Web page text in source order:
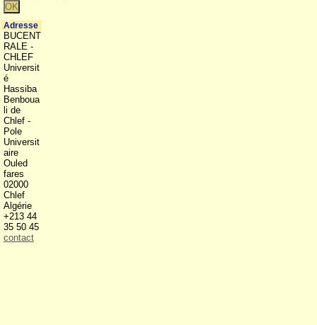
Adresse
BUCENT
RALE -
CHLEF
Universit
é
Hassiba
Benboua
li de
Chlef -
Pole
Universit
aire
Ouled
fares
02000
Chlef
Algérie
+213 44
35 50 45
contact